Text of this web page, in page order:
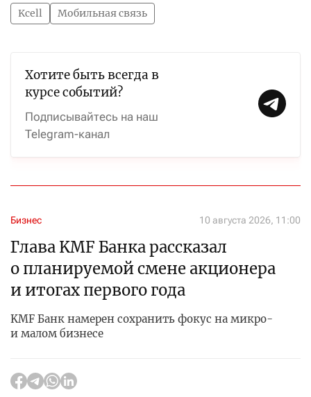
Kcell Мобильная связь
Хотите быть всегда в
курсе событий?
Подписывайтесь на наш
Telegram-канал
Бизнес 10 августа 2026, 11:00
Глава KMF Банка рассказал
о планируемой смене акционера
и итогах первого года
KMF Банк намерен сохранить фокус на микро-
и малом бизнесе